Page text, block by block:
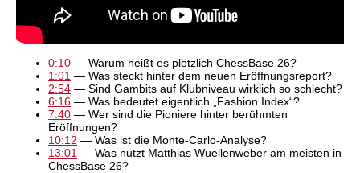
0:10 — Warum heißt es plötzlich ChessBase 26?
1:01 — Was steckt hinter dem neuen Eröffnungsreport?
2:54 — Sind Gambits auf Klubniveau wirklich so schlecht?
6:16 — Was bedeutet eigentlich „Fashion Index“?
7:40 — Wer sind die Pioniere hinter berühmten
Eröffnungen?
10:12 — Was ist die Monte-Carlo-Analyse?
13:01 — Was nutzt Matthias Wuellenweber am meisten in
ChessBase 26?